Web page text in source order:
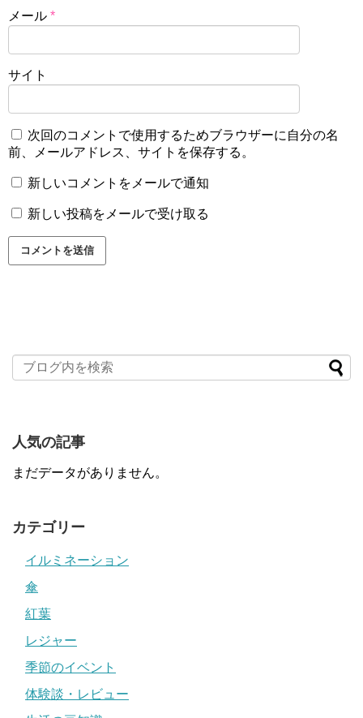
メール *
サイト
次回のコメントで使用するためブラウザーに自分の名
前、メールアドレス、サイトを保存する。
新しいコメントをメールで通知
新しい投稿をメールで受け取る
人気の記事
まだデータがありません。
カテゴリー
イルミネーション
傘
紅葉
レジャー
季節のイベント
体験談・レビュー